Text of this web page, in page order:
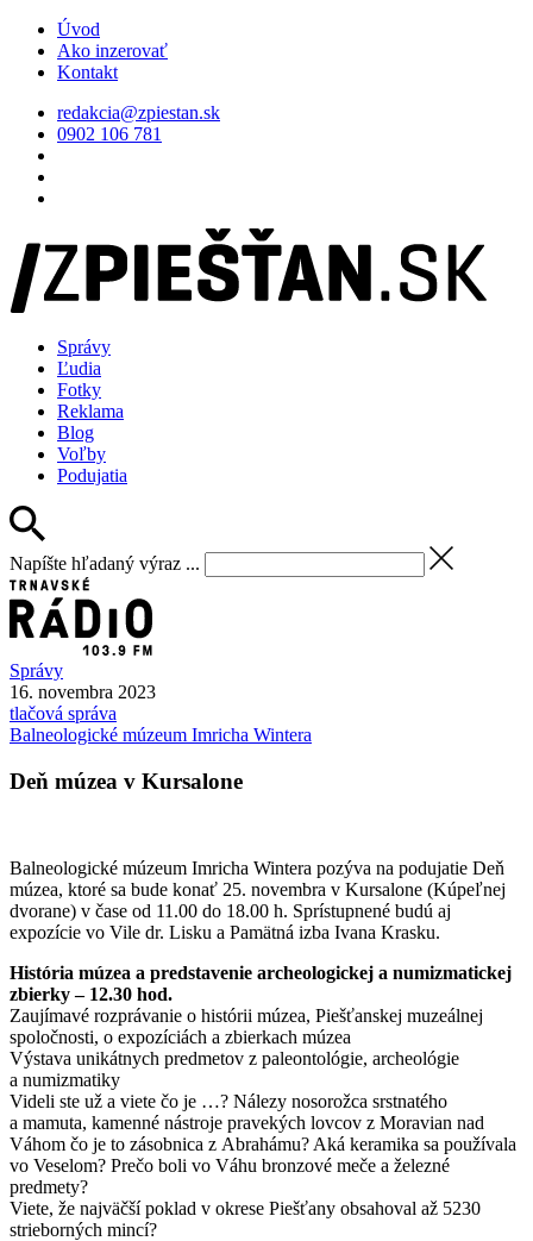
Úvod
Ako inzerovať
Kontakt
redakcia@zpiestan.sk
0902 106 781
Správy
Ľudia
Fotky
Reklama
Blog
Voľby
Podujatia
Napíšte hľadaný výraz ...
Správy
16. novembra 2023
tlačová správa
Balneologické múzeum Imricha Wintera
Deň múzea v Kursalone
Balneologické múzeum Imricha Wintera pozýva na podujatie Deň
múzea, ktoré sa bude konať 25. novembra v Kursalone (Kúpeľnej
dvorane) v čase od 11.00 do 18.00 h. Sprístupnené budú aj
expozície vo Vile dr. Lisku a Pamätná izba Ivana Krasku.
História múzea a predstavenie archeologickej a numizmatickej
zbierky – 12.30 hod.
Zaujímavé rozprávanie o histórii múzea, Piešťanskej muzeálnej
spoločnosti, o expozíciách a zbierkach múzea
Výstava unikátnych predmetov z paleontológie, archeológie
a numizmatiky
Videli ste už a viete čo je …? Nálezy nosorožca srstnatého
a mamuta, kamenné nástroje pravekých lovcov z Moravian nad
Váhom čo je to zásobnica z Abrahámu? Aká keramika sa používala
vo Veselom? Prečo boli vo Váhu bronzové meče a železné
predmety?
Viete, že najväčší poklad v okrese Piešťany obsahoval až 5230
strieborných mincí?